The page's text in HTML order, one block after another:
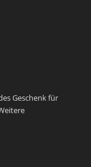
Geschenk für